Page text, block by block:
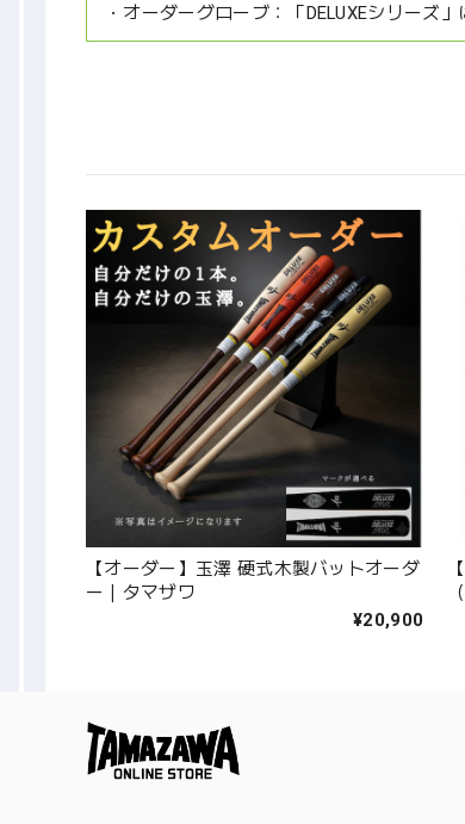
オーダーグローブ：
「DELUXEシリーズ
【オーダー】玉澤 硬式木製バットオーダ
ー｜タマザワ
¥20,900